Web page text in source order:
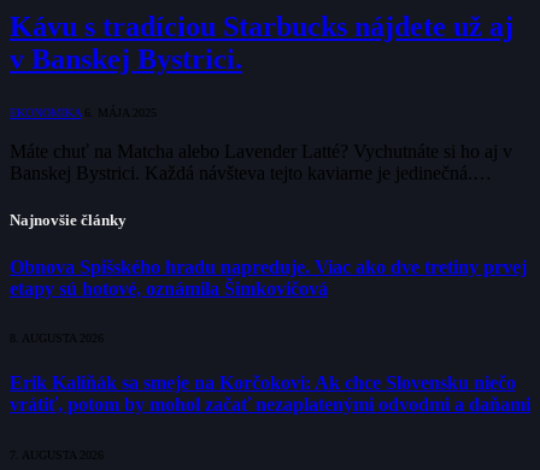
Kávu s tradíciou Starbucks nájdete už aj
v Banskej Bystrici.
EKONOMIKA 6. MÁJA 2025
Máte chuť na Matcha alebo Lavender Latté? Vychutnáte si ho aj v
Banskej Bystrici. Každá návšteva tejto kaviarne je jedinečná.…
Najnovšie články
Obnova Spišského hradu napreduje. Viac ako dve tretiny prvej
etapy sú hotové, oznámila Šimkovičová
8. AUGUSTA 2026
Erik Kaliňák sa smeje na Korčokovi: Ak chce Slovensku niečo
vrátiť, potom by mohol začať nezaplatenými odvodmi a daňami
7. AUGUSTA 2026